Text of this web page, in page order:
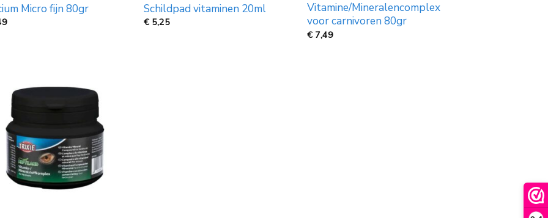
Micro fijn 80gr Schildpad vitaminen 20ml
€ 5,25
Vitamine/Mineralencomplex
voor carnivoren 80gr
€ 7,49